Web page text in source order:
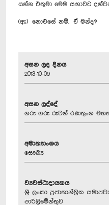
යන්න එතුමා මෙම සභාවට
(ඇ) නොඑසේ නම්, ඒ මන්ද?
අසන ලද දිනය
2013-10-09
අසන ලද්දේ
ගරු ගරු රුවන් රණතුංග මහතා,
අමාත්‍යාංශය
සෞඛ්‍ය
ව්‍යවස්ථාදායකය
ශ්‍රී ලංකා ප්‍රජාතාන්ත්‍රික
පාර්ලිමේන්තුව